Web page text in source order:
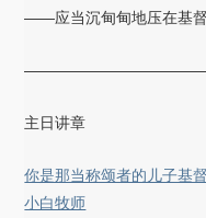
——应当沉甸甸地压在基督
主日讲章
你是那当称颂者的儿子
小白牧师